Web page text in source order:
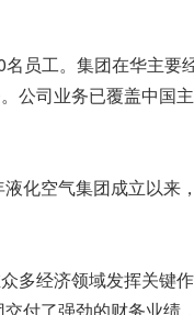
员工。集团在华主要
公司业务已覆盖中国
化空气集团成立以来
多经济领域发挥关键